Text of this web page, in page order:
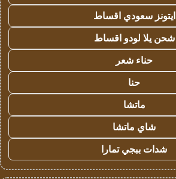
ايتونز سعودي اقساط
شحن يلا لودو اقساط
حناء شعر
حنا
ماتشا
شاي ماتشا
شدات ببجي تمارا